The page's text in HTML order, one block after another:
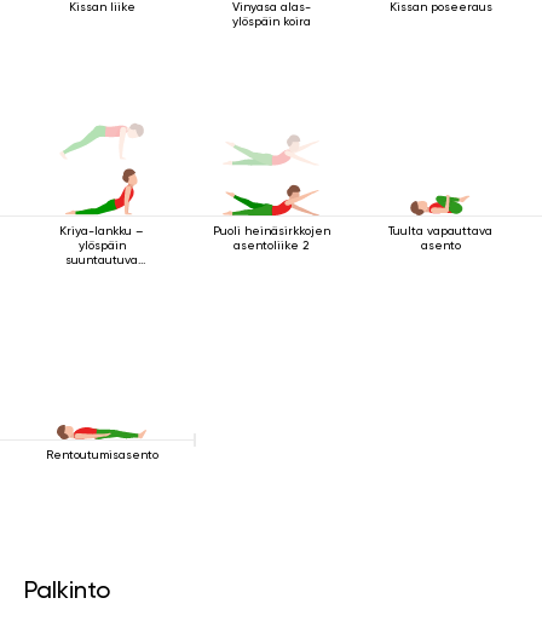
Kissan liike
Vinyasa alas-
ylöspäin koira
Kissan poseeraus
Kriya-lankku –
ylöspäin
suuntautuva
Puoli heinäsirkkojen
asentoliike 2
Tuulta vapauttava
asento
Rentoutumisasento
Palkinto